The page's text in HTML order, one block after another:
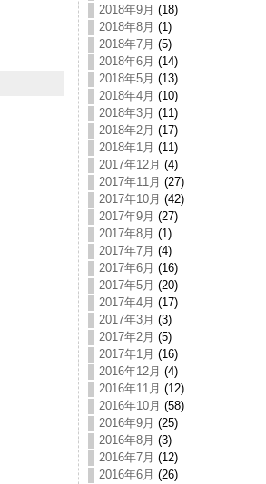
2018年9月 (18)
2018年8月 (1)
2018年7月 (5)
2018年6月 (14)
2018年5月 (13)
2018年4月 (10)
2018年3月 (11)
2018年2月 (17)
2018年1月 (11)
2017年12月 (4)
2017年11月 (27)
2017年10月 (42)
2017年9月 (27)
2017年8月 (1)
2017年7月 (4)
2017年6月 (16)
2017年5月 (20)
2017年4月 (17)
2017年3月 (3)
2017年2月 (5)
2017年1月 (16)
2016年12月 (4)
2016年11月 (12)
2016年10月 (58)
2016年9月 (25)
2016年8月 (3)
2016年7月 (12)
2016年6月 (26)